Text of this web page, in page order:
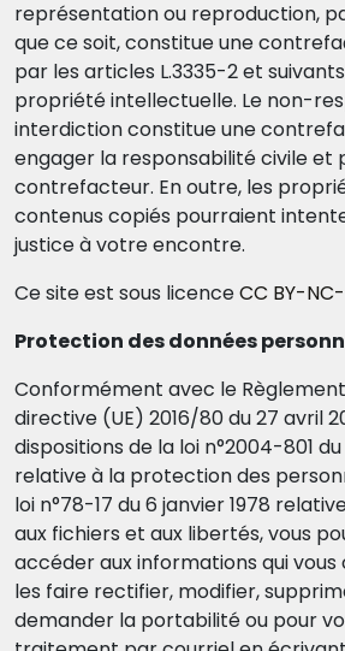
représentation ou reproduction,
que ce soit, constitue une
par les articles L.3335-2 et
propriété intellectuelle. Le non-
interdiction constitue une
engager la responsabilité civile et
contrefacteur. En outre, les
contenus copiés pourraient
justice à votre encontre.
Ce site est sous licenceCC BY-
Protection des données
Conformément avec le Règlement
directive (UE) 2016/80 du 27 avril
dispositions de la loi n°2004-801
relative à la protection des
loi n°78-17 du 6 janvier 1978
aux fichiers et aux libertés, vous
accéder aux informations qui
les faire rectifier, modifier,
demander la portabilité ou pour